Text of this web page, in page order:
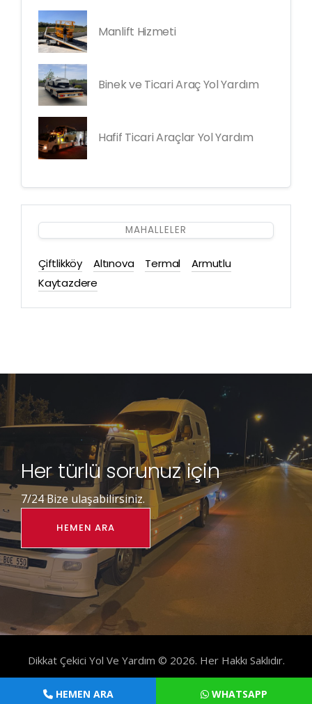
Manlift Hizmeti
Binek ve Ticari Araç Yol Yardım
Hafif Ticari Araçlar Yol Yardım
MAHALLELER
Çiftlikköy Altınova Termal
Armutlu
Kaytazdere
Her türlü sorunuz için
7/24 Bize ulaşabilirsiniz.
HEMEN ARA
Dikkat Çekici Yol Ve Yardım © 2026. Her Hakkı Saklıdır.
HEMEN ARA WHATSAPP